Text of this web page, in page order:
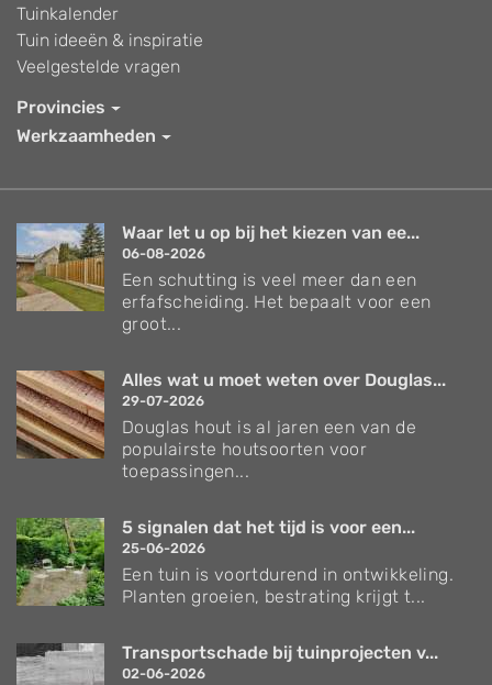
Tuinkalender
Tuin ideeën & inspiratie
Veelgestelde vragen
Provincies
Werkzaamheden
Waar let u op bij het kiezen van ee...
06-08-2026
Een schutting is veel meer dan een
erfafscheiding. Het bepaalt voor een
groot...
Alles wat u moet weten over Douglas...
29-07-2026
Douglas hout is al jaren een van de
populairste houtsoorten voor
toepassingen...
5 signalen dat het tijd is voor een...
25-06-2026
Een tuin is voortdurend in ontwikkeling.
Planten groeien, bestrating krijgt t...
Transportschade bij tuinprojecten v...
02-06-2026